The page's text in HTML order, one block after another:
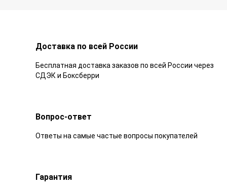
Доставка по всей России
Бесплатная доставка заказов по всей России через
СДЭК и Боксберри
Вопрос-ответ
Ответы на самые частые вопросы покупателей
Гарантия